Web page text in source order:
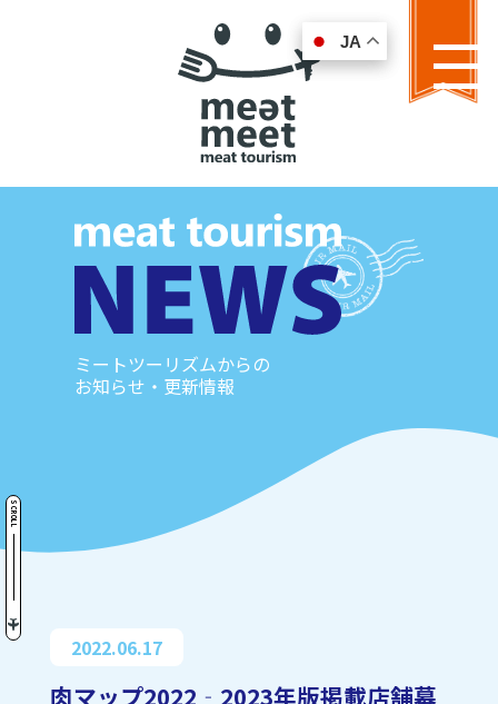
JA
JA
SCROLL
MENU
ミートツーリズムからの
お知らせ・更新情報
2022.06.17
肉マップ2022‐2023年版掲載店舗募